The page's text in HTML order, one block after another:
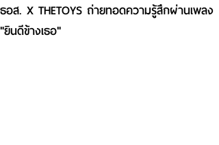
ธอส. X THETOYS ถ่ายทอดความรู้สึกผ่านเพลง
"ยินดีข้างเธอ"